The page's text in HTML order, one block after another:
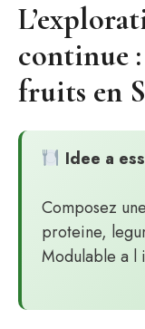
continue :
fruits en S
Idee a
Composez une
proteine,
Modulable a l